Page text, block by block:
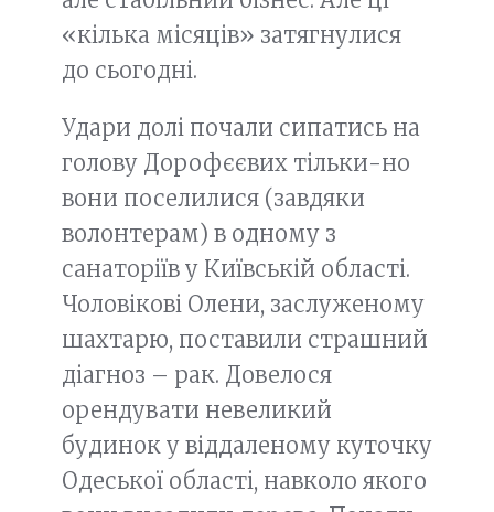
«кілька місяців» затягнулися
до сьогодні.
Удари долі почали сипатись на
голову Дорофєєвих тільки-но
вони поселилися (завдяки
волонтерам) в одному з
санаторіїв у Київській області.
Чоловікові Олени, заслуженому
шахтарю, поставили страшний
діагноз – рак. Довелося
орендувати невеликий
будинок у віддаленому куточку
Одеської області, навколо якого